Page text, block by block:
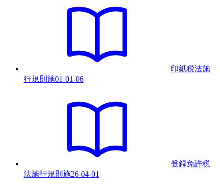
印紙税法施
行規則 施01-01-06
登録免許税
法施行規則 施26-04-01